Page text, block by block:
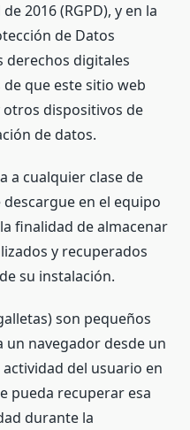
2016 (RGPD), y en la
de Datos
derechos digitales
que este sitio web
otros dispositivos de
de datos.
a cualquier clase de
en el equipo
finalidad de almacenar
y recuperados
su instalación.
son pequeños
un navegador desde un
del usuario en
pueda recuperar esa
durante la